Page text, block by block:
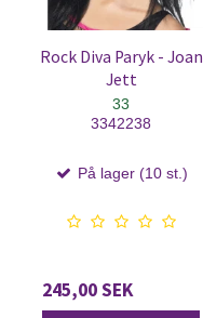
Rock Diva Paryk - Joan
Jett
33
3342238
På lager (10 st.)
245,00 SEK